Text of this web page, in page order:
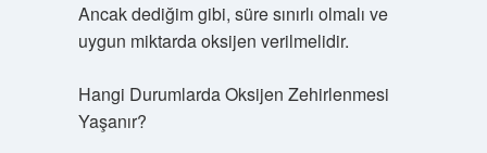
Ancak dediğim gibi, süre sınırlı olmalı ve
uygun miktarda oksijen verilmelidir.
Hangi Durumlarda Oksijen Zehirlenmesi
Yaşanır?